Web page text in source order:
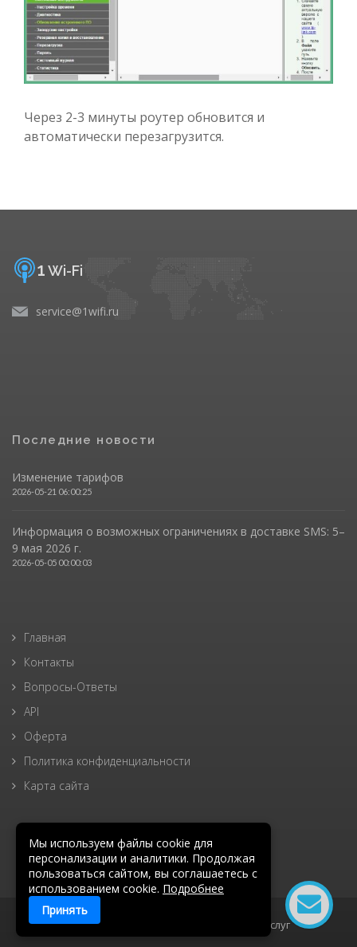
Через 2-3 минуты роутер обновится и
автоматически перезагрузится.
1Wi-Fi
service@1wifi.ru
Последние новости
Изменение тарифов
2026-05-21 06:00:25
Информация о возможных ограничениях в доставке SMS: 5–
9 мая 2026 г.
2026-05-05 00:00:03
Главная
Контакты
Вопросы-Ответы
API
Оферта
Политика конфиденциальности
Карта сайта
1 Wi-Fi © Условия оказания услуг
Мы используем файлы cookie для
персонализации и аналитики. Продолжая
пользоваться сайтом, вы соглашаетесь с
использованием cookie. Подробнее
Принять